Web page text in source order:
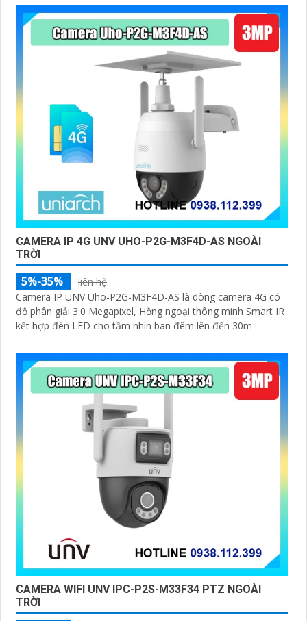
CAMERA IP 4G UNV UHO-P2G-M3F4D-AS NGOÀI
TRỜI
5%-35%
liên hệ
Camera IP UNV Uho-P2G-M3F4D-AS là dòng camera 4G có
độ phân giải 3.0 Megapixel, Hồng ngoại thông minh Smart IR
kết hợp đèn LED cho tầm nhìn ban đêm lên đến 30m
CAMERA WIFI UNV IPC-P2S-M33F34 PTZ NGOÀI
TRỜI